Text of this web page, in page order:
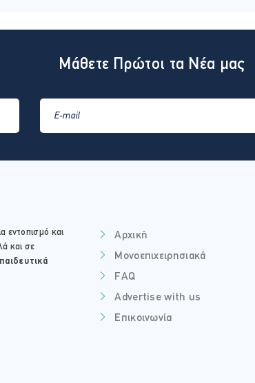
Μάθετε Πρώτοι τα Νέα μας
εντοπισμό και
και σε
Αρχική
Μονοεπιχειρησιακά
FAQ
Advertise with us
Επικοινωνία